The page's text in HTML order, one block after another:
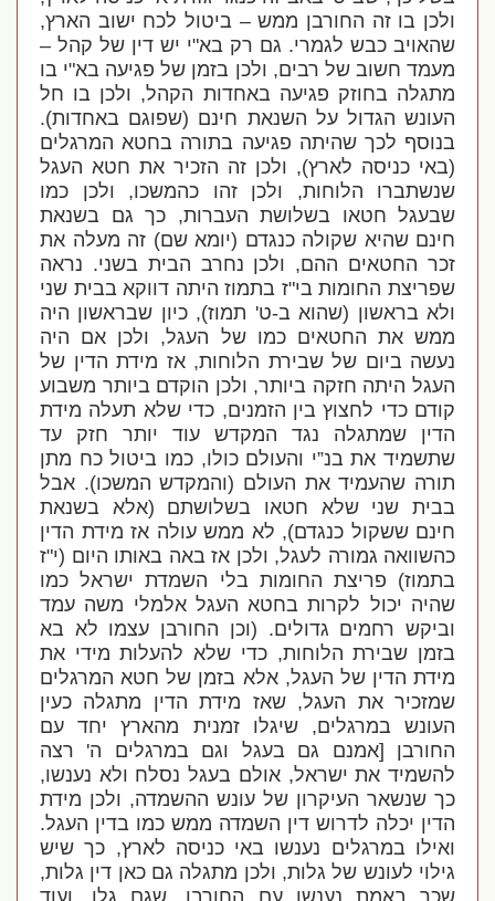
ולכן בו זה החורבן ממש – ביטול לכח ישוב הארץ,
שהאויב כבש לגמרי. גם רק בא"י יש דין של קהל –
מעמד חשוב של רבים, ולכן בזמן של פגיעה בא"י בו
מתגלה בחוזק פגיעה באחדות הקהל, ולכן בו חל
העונש הגדול על השנאת חינם (שפוגם באחדות).
בנוסף לכך שהיתה פגיעה בתורה בחטא המרגלים
(באי כניסה לארץ), ולכן זה הזכיר את חטא העגל
שנשתברו הלוחות, ולכן זהו כהמשכו, ולכן כמו
שבעגל חטאו בשלושת העברות, כך גם בשנאת
חינם שהיא שקולה כנגדם (יומא שם) זה מעלה את
זכר החטאים ההם, ולכן נחרב הבית בשני. נראה
שפריצת החומות בי"ז בתמוז היתה דווקא בבית שני
ולא בראשון (שהוא ב-ט' תמוז), כיון שבראשון היה
ממש את החטאים כמו של העגל, ולכן אם היה
נעשה ביום של שבירת הלוחות, אז מידת הדין של
העגל היתה חזקה ביותר, ולכן הוקדם ביותר משבוע
קודם כדי לחצוץ בין הזמנים, כדי שלא תעלה מידת
הדין שמתגלה נגד המקדש עוד יותר חזק עד
שתשמיד את בנ”י והעולם כולו, כמו ביטול כח מתן
תורה שהעמיד את העולם (והמקדש המשכו). אבל
בבית שני שלא חטאו בשלושתם (אלא בשנאת
חינם ששקול כנגדם), לא ממש עולה אז מידת הדין
כהשוואה גמורה לעגל, ולכן אז באה באותו היום (י"ז
בתמוז) פריצת החומות בלי השמדת ישראל כמו
שהיה יכול לקרות בחטא העגל אלמלי משה עמד
וביקש רחמים גדולים. (וכן החורבן עצמו לא בא
בזמן שבירת הלוחות, כדי שלא להעלות מידי את
מידת הדין של העגל, אלא בזמן של חטא המרגלים
שמזכיר את העגל, שאז מידת הדין מתגלה כעין
העונש במרגלים, שיגלו זמנית מהארץ יחד עם
החורבן [אמנם גם בעגל וגם במרגלים ה' רצה
להשמיד את ישראל, אולם בעגל נסלח ולא נענשו,
כך שנשאר העיקרון של עונש ההשמדה, ולכן מידת
הדין יכלה לדרוש דין השמדה ממש כמו בדין העגל.
ואילו במרגלים נענשו באי כניסה לארץ, כך שיש
גילוי לעונש של גלות, ולכן מתגלה גם כאן דין גלות,